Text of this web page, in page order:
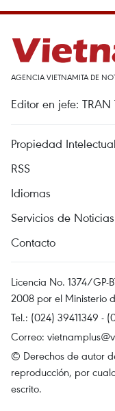
AGENCIA VIETNAMITA DE
Editor en jefe: TRAN
Propiedad Intelectual
RSS
Idiomas
Servicios de Noticias
Contacto
Licencia No. 1374/GP-
2008 por el Ministerio
Tel.: (024) 39411349 -
Correo:
© Derechos de autor
reproducción, por
escrito.